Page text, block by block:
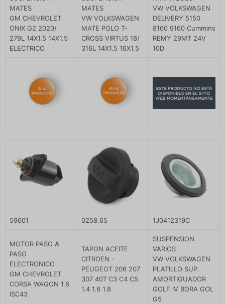
MATES
GM CHEVROLET
ONIX G2 2020/
279L 14X1.5 14X1.5
ELECTRICO
MATES
VW VOLKSWAGEN
MATE POLO T-
CROSS VIRTUS 18/
316L 14X1.5 16X1.5
VW VOLKSWAGEN
DELIVERY 5150
8160 9160 Cummins
REMY 29MT 24V
10D
59601 0258.65 1J0412319C
MOTOR PASO A
PASO
ELECTRONICO
GM CHEVROLET
CORSA WAGON 1.6
ISC43
TAPON ACEITE
CITROEN -
PEUGEOT 206 207
307 407 C3 C4 C5
1.4 1.6 1.8
SUSPENSION
VARIOS
VW VOLKSWAGEN
PLATILLO SUP.
AMORTIGUADOR
GOLF IV BORA GOL
G5